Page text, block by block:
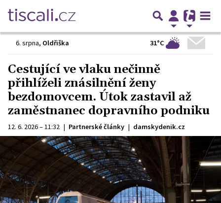
6. srpna, Oldřiška 31°C
Cestující ve vlaku nečinně
přihlíželi znásilnění ženy
bezdomovcem. Útok zastavil až
zaměstnanec dopravního podniku
12. 6. 2026 – 11:32 | Partnerské články | damskydenik.cz